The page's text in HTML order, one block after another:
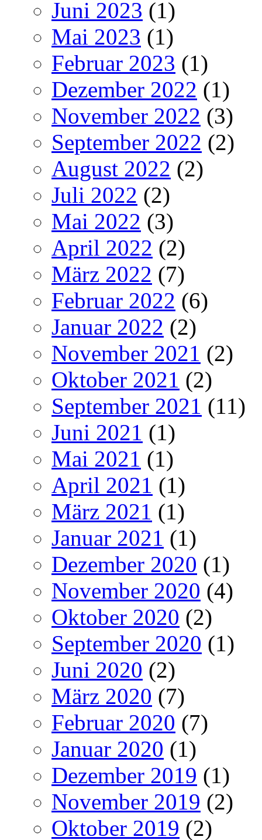
Juni 2023 (1)
Mai 2023 (1)
Februar 2023 (1)
Dezember 2022 (1)
November 2022 (3)
September 2022 (2)
August 2022 (2)
Juli 2022 (2)
Mai 2022 (3)
April 2022 (2)
März 2022 (7)
Februar 2022 (6)
Januar 2022 (2)
November 2021 (2)
Oktober 2021 (2)
September 2021 (11)
Juni 2021 (1)
Mai 2021 (1)
April 2021 (1)
März 2021 (1)
Januar 2021 (1)
Dezember 2020 (1)
November 2020 (4)
Oktober 2020 (2)
September 2020 (1)
Juni 2020 (2)
März 2020 (7)
Februar 2020 (7)
Januar 2020 (1)
Dezember 2019 (1)
November 2019 (2)
Oktober 2019 (2)